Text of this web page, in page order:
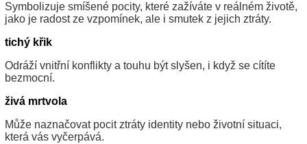
Symbolizuje smíšené pocity, které zažíváte v reálném životě,
jako je radost ze vzpomínek, ale i smutek z jejich ztráty.
tichý křik
Odráží vnitřní konflikty a touhu být slyšen, i když se cítíte
bezmocní.
živá mrtvola
Může naznačovat pocit ztráty identity nebo životní situaci,
která vás vyčerpává.